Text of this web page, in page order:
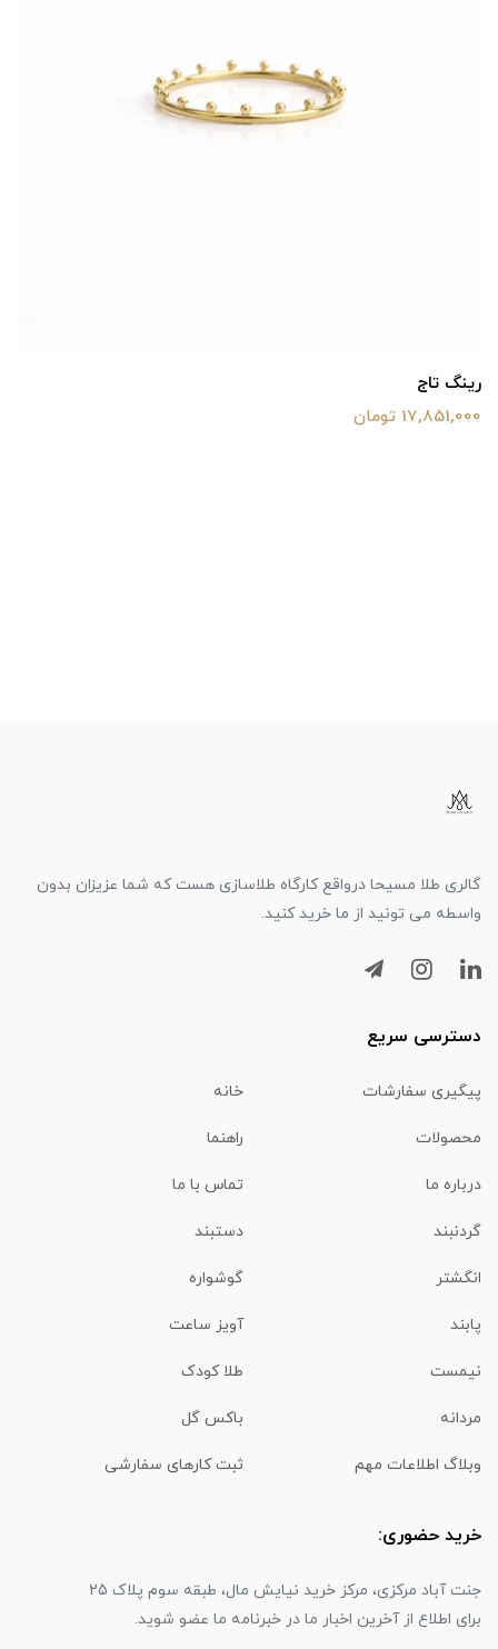
رینگ تاج
17,851,000 تومان
گالری طلا مسیحا درواقع کارگاه طلاسازی هست که شما عزیزان بدون
واسطه می تونید از ما خرید کنید.
دسترسی سریع
پیگیری سفارشات خانه
محصولات راهنما
درباره ما تماس با ما
گردنبند دستبند
انگشتر گوشواره
پابند آویز ساعت
نیمست طلا کودک
مردانه باکس گل
وبلاگ اطلاعات مهم ثبت کارهای سفارشی
خرید حضوری:
جنت آباد مرکزی، مرکز خرید نیایش مال، طبقه سوم پلاک 25
برای اطلاع از آخرین اخبار ما در خبرنامه ما عضو شوید.